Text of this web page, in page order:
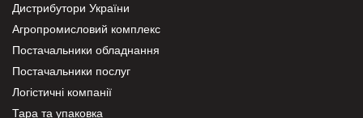
Дистрибутори України
Агропромисловий комплекс
Постачальники обладнання
Постачальники послуг
Логістичні компанії
Тара та упаковка